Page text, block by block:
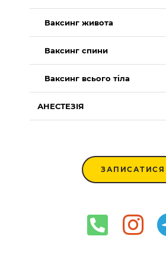
Ваксинг живота
Ваксинг спини
Ваксинг всього тіла
АНЕСТЕЗІЯ
ЗАПИСАТИСЯ